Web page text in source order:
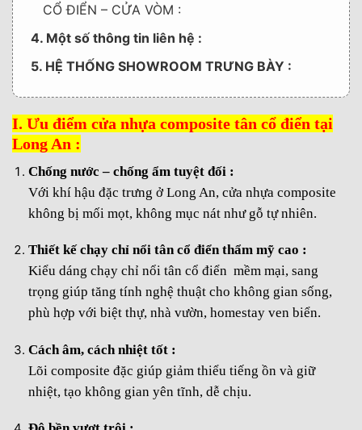
CỔ ĐIỂN – CỬA VÒM :
4. Một số thông tin liên hệ :
5. HỆ THỐNG SHOWROOM TRƯNG BÀY :
I. Ưu điểm cửa nhựa composite tân cổ điển tại
Long An :
Chống nước – chống ẩm tuyệt đối :
Với khí hậu đặc trưng ở Long An, cửa nhựa composite
không bị mối mọt, không mục nát như gỗ tự nhiên.
Thiết kế chạy chỉ nổi tân cổ điển thẩm mỹ cao :
Kiểu dáng chạy chỉ nổi tân cổ điển mềm mại, sang
trọng giúp tăng tính nghệ thuật cho không gian sống,
phù hợp với biệt thự, nhà vườn, homestay ven biển.
Cách âm, cách nhiệt tốt :
Lõi composite đặc giúp giảm thiểu tiếng ồn và giữ
nhiệt, tạo không gian yên tĩnh, dễ chịu.